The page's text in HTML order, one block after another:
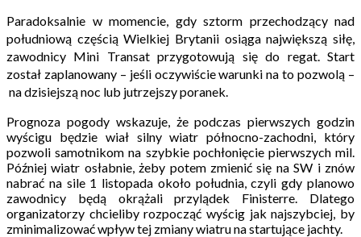
Paradoksalnie w momencie, gdy sztorm przechodzący nad
południową częścią Wielkiej Brytanii osiąga największą siłę,
zawodnicy Mini Transat przygotowują się do regat. Start
został zaplanowany – jeśli oczywiście warunki na to pozwolą –
na dzisiejszą noc lub jutrzejszy poranek.
Prognoza pogody wskazuje, że podczas pierwszych godzin
wyścigu będzie wiał silny wiatr północno-zachodni, który
pozwoli samotnikom na szybkie pochłonięcie pierwszych mil.
Później wiatr osłabnie, żeby potem zmienić się na SW i znów
nabrać na sile 1 listopada około południa, czyli gdy planowo
zawodnicy będą okrążali przylądek Finisterre. Dlatego
organizatorzy chcieliby rozpocząć wyścig jak najszybciej, by
zminimalizować wpływ tej zmiany wiatru na startujące jachty.